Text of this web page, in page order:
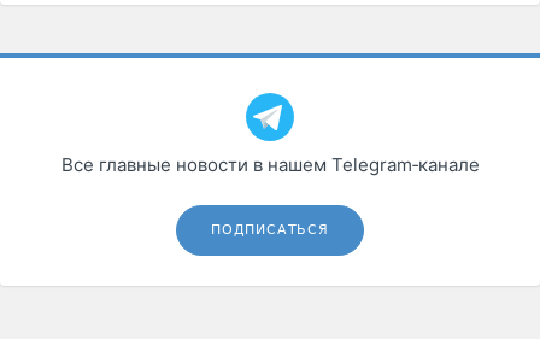
Все главные новости в нашем Telegram‑канале
ПОДПИСАТЬСЯ